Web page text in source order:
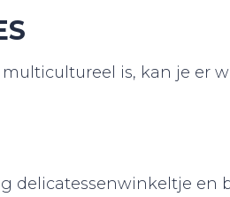
is, kan je er
delicatessenwinkeltje en